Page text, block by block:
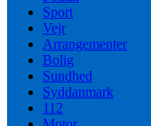
Sport
Vejr
Arrangementer
Bolig
Sundhed
Syddanmark
112